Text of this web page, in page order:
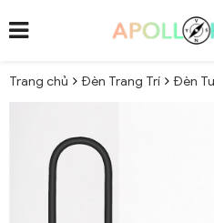
Trang chủ Đèn Trang Trí Đèn